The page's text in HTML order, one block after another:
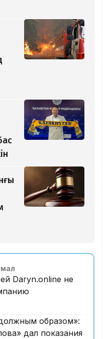
Daryn.online не
образом»:
дал показания